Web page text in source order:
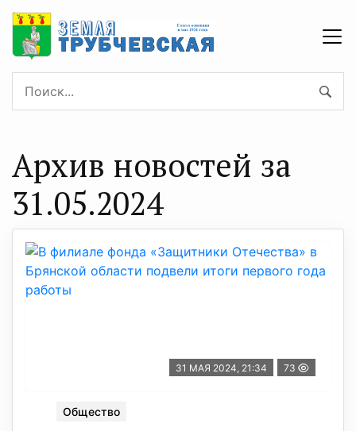
Архив новостей за
31.05.2024
31 МАЯ 2024, 21:34 73
Общество